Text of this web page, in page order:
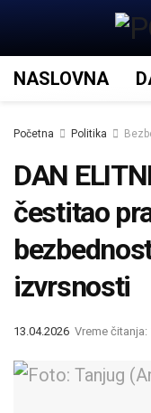
NASLOVNA
Početna Politika
DAN
čestitao
izvrsnosti
13.04.2026 Vreme čitanja: